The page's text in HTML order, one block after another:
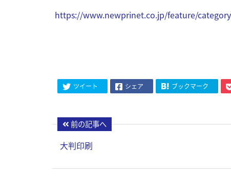
https://www.newprinet.co.jp/feature/
ツイート シェア ブックマーク
前の記事へ
大判印刷